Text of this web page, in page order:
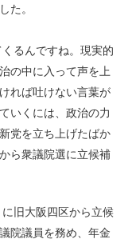
た。
るんですね。現実的
の中に入って声を上
れば吐けない言葉が
いくには、政治の力
党を立ち上げたばか
ら衆議院選に立候補
旧大阪四区から立候
院議員を務め、年金